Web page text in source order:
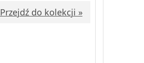
Przejdź do kolekcji »